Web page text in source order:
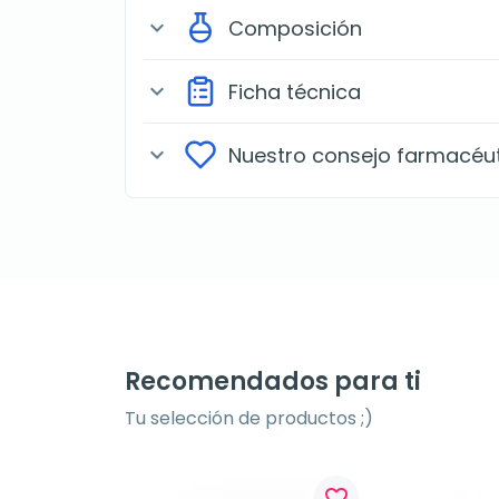
expand_more Composición
expand_more Ficha técnica
expand_more Nuestro consejo
Recomendados para ti
Tu selección de productos ;)